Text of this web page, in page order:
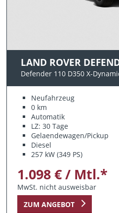
LAND ROVER
Defender 110 D350 X-
Neufahrzeug
0 km
Automatik
LZ: 30 Tage
Gelaendewagen/Pickup
Diesel
257 kW (349 PS)
1.098 € / Mtl.*
MwSt. nicht ausweisbar
ZUM ANGEBOT